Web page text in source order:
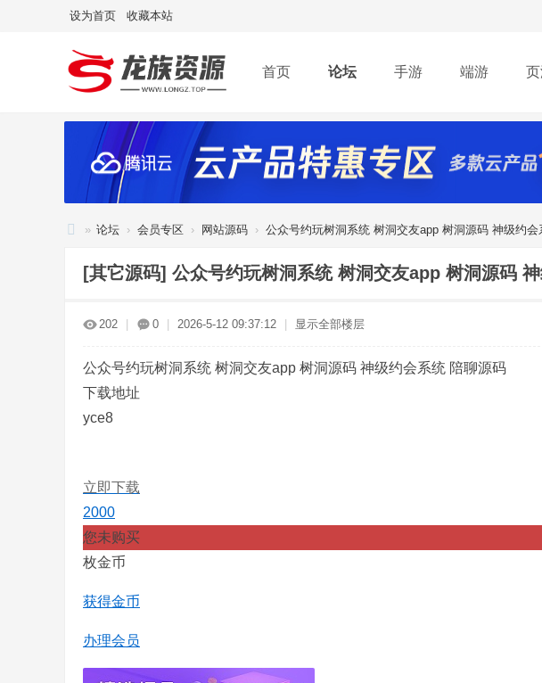
设为首页 收藏本站
首页 论坛 手游 端游
» 论坛 › 会员专区 › 网站源码 › 公众号约玩树洞系统 树洞交友app 树洞源码 神级约会
[其它源码] 公众号约玩树洞系统 树洞交友app 树洞源码
202 0 2026-5-12 09:37:12 显示全部楼层
公众号约玩树洞系统 树洞交友app 树洞源码 神级约会系统 陪聊源码
下载地址
yce8
立即下载
2000
您未购买
枚金币
获得金币
办理会员